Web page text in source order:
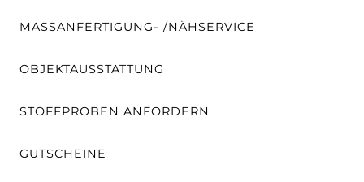
MASSANFERTIGUNG- /NÄHSERVICE
OBJEKTAUSSTATTUNG
STOFFPROBEN ANFORDERN
GUTSCHEINE